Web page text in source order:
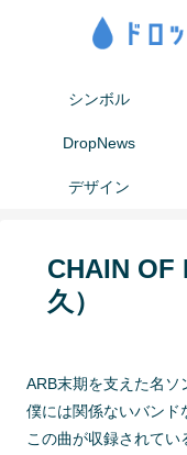
シンボル
DropNews
デザイン
CHAIN OF
久）
ARB末期を支えた名ソ
僕には関係ないバンド
この曲が収録されて